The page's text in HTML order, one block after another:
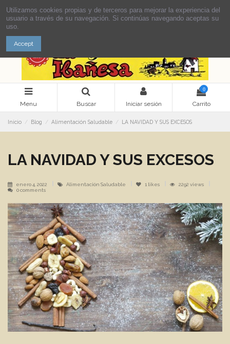
Menu Buscar Iniciar sesión
0
Carrito
Inicio Blog Alimentación Saludable LA NAVIDAD Y SUS EXCESOS
LA NAVIDAD Y SUS EXCESOS
enero 4, 2022 Alimentación Saludable 1 likes
2292 views
0 comments
Utilizamos cookies propias y de terceros para mejorar la experiencia del
usuario a través de su navegación. Si continúas navegando aceptas su
uso.
Accept